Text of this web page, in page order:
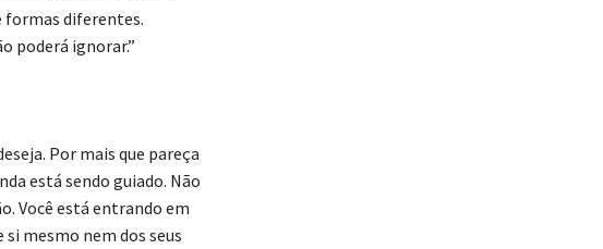
formas diferentes.
poderá ignorar.”
Por mais que pareça
está sendo guiado. Não
Você está entrando em
mesmo nem dos seus